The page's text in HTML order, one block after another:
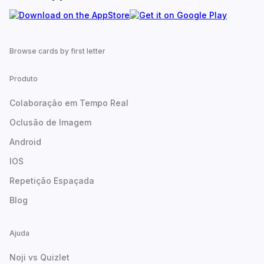
Browse cards by first letter
Produto
Colaboração em Tempo Real
Oclusão de Imagem
Android
IOS
Repetição Espaçada
Blog
Ajuda
Noji vs Quizlet